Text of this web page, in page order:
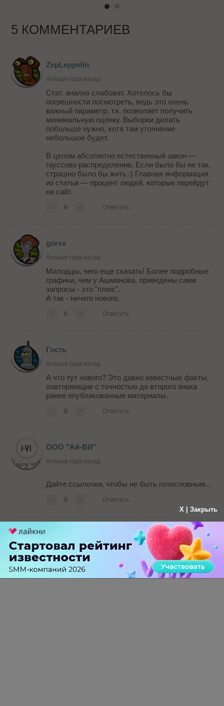
5 КОММЕНТАРИЕВ
ZepLeppelin
больше года назад
Стат. анализ слабоват. Хотелось бы
погрешности посмотреть, ведь это очень
важный параметр, т.к. позволяет получить
минимальную оценку. Выборки делать
побольше нужно, хотя там уточнение
небольшое будет.
В целом абсолютно естественный закон —
гауссово распределение. Если было бы не так,
страшно было бы жить :) Главная информация
из статьи — процент людей, которые перейдут
на сайт.
0 Ответить
gorsv
больше года назад
Молодцы, чего еще сказать! Более подробные
графики, чем у Ашманова, приведены сами
запросы - это "плюс".
А так - ничего нового.
0 Ответить
Гость
больше года назад
А что тут нового? Это давно известные факты,
повторяющие с точностью до второго знака
ранее опубликованные материалы.
0 Ответить
ООО "Ай-ВИ"
больше года назад
Дайте ссылочки, чтобы не быть голословным...
0 Ответить
больше года назад
http://antsaltykov.livejournal.com/23245.html
X | Закрыть